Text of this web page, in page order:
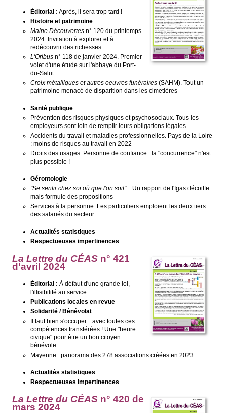
Éditorial : Après, il sera trop tard !
Histoire et patrimoine
Maine Découvertesn° 120 du printemps
2024. Invitation à explorer et à
redécouvrir des richesses
L'Oribusn° 118 de janvier 2024. Premier
volet d'une étude sur l'abbaye du Port-
du-Salut
Croix métalliques et autres oeuvres funéraires(SAHM). Tout un
patrimoine menacé de disparition dans les cimetières
Santé publique
Prévention des risques physiques et psychosociaux. Tous les
employeurs sont loin de remplir leurs obligations légales
Accidents du travail et maladies professionnelles. Pays de la Loire
: moins de risques au travail en 2022
Droits des usages. Personne de confiance : la "concurrence" n'est
plus possible !
Gérontologie
"Se sentir chez soi où que l'on soit"... Un rapport de l'Igas décoiffe...
mais formule des propositions
Services à la personne. Les particuliers emploient les deux tiers
des salariés du secteur
Actualités statistiques
Respectueuses impertinences
La Lettre du CÉASn° 421
d'avril 2024
Éditorial : À défaut d'une grande loi,
l'illisibilité au service...
Publications locales en revue
Solidarité / Bénévolat
Il faut bien s'occuper... avec toutes ces
compétences transférées ! Une "heure
civique" pour être un bon citoyen
bénévole
Mayenne : panorama des 278 associations créées en 2023
Actualités statistiques
Respectueuses impertinences
La Lettre du CÉASn° 420 de
mars 2024